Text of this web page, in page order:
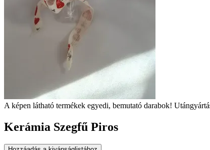
A képen látható termékek egyedi, bemutató darabok!
Kerámia Szegfű Piros